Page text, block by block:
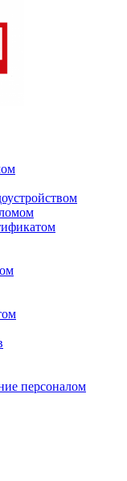
персоналом